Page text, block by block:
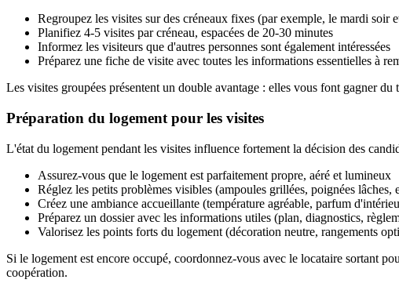
Regroupez les visites sur des créneaux fixes (par exemple, le mardi soir
Planifiez 4-5 visites par créneau, espacées de 20-30 minutes
Informez les visiteurs que d'autres personnes sont également intéressées
Préparez une fiche de visite avec toutes les informations essentielles à
Les visites groupées présentent un double avantage : elles vous font gagner
Préparation du logement pour les visites
L'état du logement pendant les visites influence fortement la décision des
Assurez-vous que le logement est parfaitement propre, aéré et lumineux
Réglez les petits problèmes visibles (ampoules grillées, poignées lâches,
Créez une ambiance accueillante (température agréable, parfum
Préparez un dossier avec les informations utiles (plan, diagnostics,
Valorisez les points forts du logement (décoration neutre, rangements
Si le logement est encore occupé, coordonnez-vous avec le locataire sortant
coopération.